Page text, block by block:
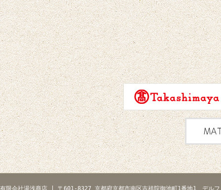
有限会社湯浅商店 | 〒601-8327 京都府京都市南区吉祥院御池町1番地1 デルフ